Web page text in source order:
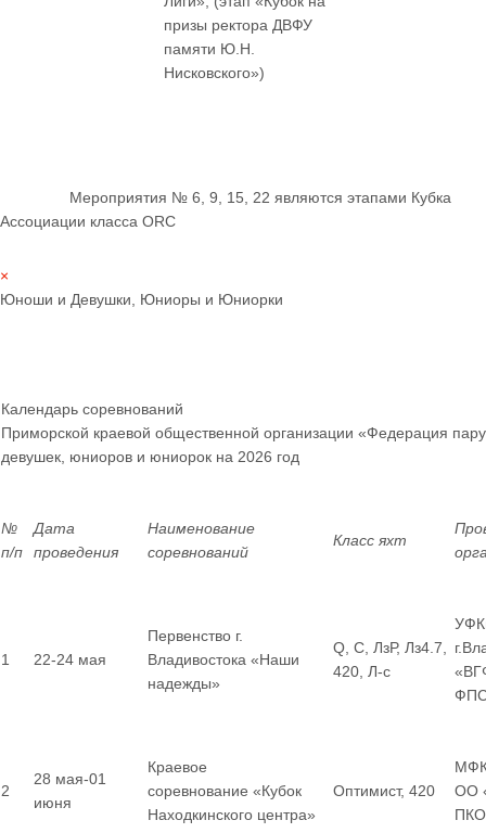
призы ректора ДВФУ
памяти Ю.Н.
Нисковского»)
Мероприятия № 6, 9, 15, 22 являются этапами Кубка
Ассоциации класса ORC
×
Юноши и Девушки, Юниоры и Юниорки
Календарь соревнований
Приморской краевой общественной организации «Федерация
девушек, юниоров и юниорок на 2026 год
№
п/п
Дата
проведения
Наименование
соревнований
Класс яхт
1 22-24 мая
Первенство г.
Владивостока «Наши
надежды»
Q, С, ЛзР, Лз4.7,
420, Л-с
2
28 мая-01
июня
Краевое
соревнование «Кубок
Находкинского центра»
Оптимист, 420
ОО